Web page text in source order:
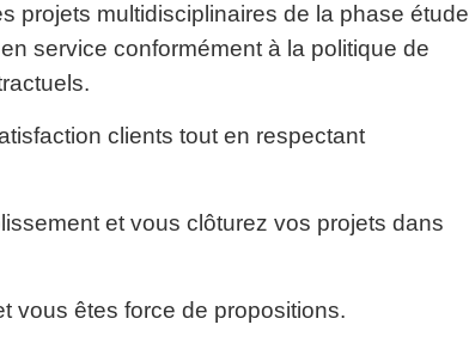
projets multidisciplinaires de la phase étude
service conformément à la politique de
clients tout en respectant
et vous clôturez vos projets dans
vous êtes force de propositions.